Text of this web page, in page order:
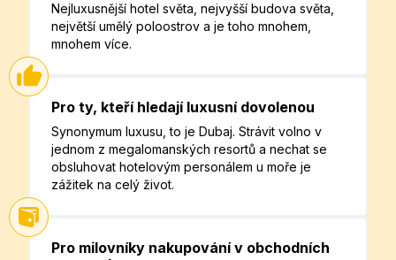
Nejluxusnější hotel světa, nejvyšší budova světa,
největší umělý poloostrov a je toho mnohem,
mnohem více.
Pro ty, kteří hledají luxusní dovolenou
Synonymum luxusu, to je Dubaj. Strávit volno v
jednom z megalomanských resortů a nechat se
obsluhovat hotelovým personálem u moře je
zážitek na celý život.
Pro milovníky nakupování v obchodních